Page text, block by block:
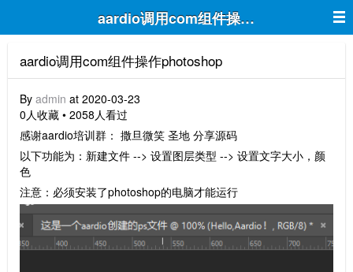
aardio调用com组件操作photoshop
aardio调用com组件操作photoshop
By admin at 2020-03-23
0人收藏 • 2058人看过
感谢aardio培训群： 撒旦微笑 圣地 分享源码
以下功能为：新建文件 --> 设置图层类型 --> 设置文字大小，颜
色
注意：必须安装了photoshop的电脑才能运行